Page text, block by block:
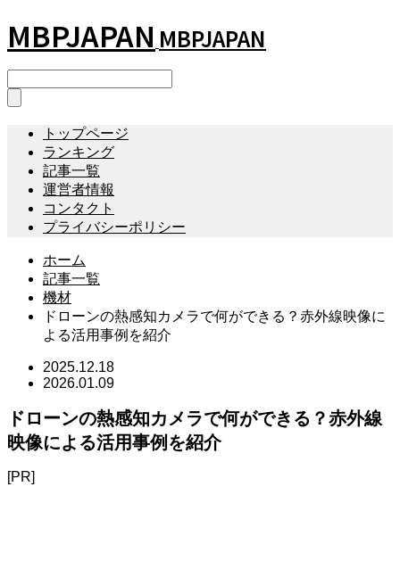
MBPJAPAN MBPJAPAN
トップページ
ランキング
記事一覧
運営者情報
コンタクト
プライバシーポリシー
ホーム
記事一覧
機材
ドローンの熱感知カメラで何ができる？赤外線映像に
よる活用事例を紹介
2025.12.18
2026.01.09
ドローンの熱感知カメラで何ができる？赤外線
映像による活用事例を紹介
[PR]